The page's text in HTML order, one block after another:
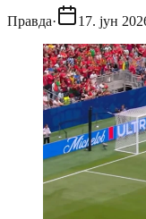
Правда· 17. јун